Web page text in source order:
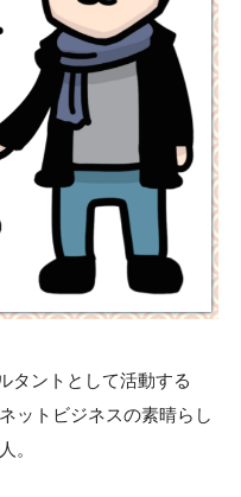
タントとして活動する
ットビジネスの素晴らし
。